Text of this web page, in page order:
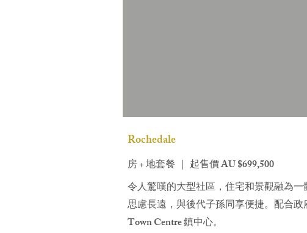
Rochedale
房 + 地套餐 | 起售價 AU $699,500
令人驚嘆的大型社區，住宅和景觀融為
思慮長遠，與後代子孫同享便捷。配合
Town Centre 鎮中心。